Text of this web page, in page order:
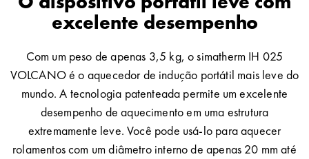
excelente desempenho
Com um peso de apenas 3,5 kg, o simatherm IH 025
VOLCANO é o aquecedor de indução portátil mais leve do
mundo. A tecnologia patenteada permite um excelente
desempenho de aquecimento em uma estrutura
extremamente leve. Você pode usá-lo para aquecer
rolamentos com um diâmetro interno de apenas 20 mm até